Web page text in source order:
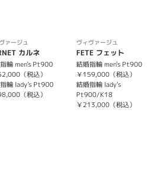
ァージュ
カルネ
輪 men's Pt900
（税込）
輪 lady's Pt900
（税込）
ヴィヴァージュ
FETE フェット
結婚指輪 men's Pt900
￥159,000（税込）
結婚指輪 lady's
Pt900/K18
￥213,000（税込）